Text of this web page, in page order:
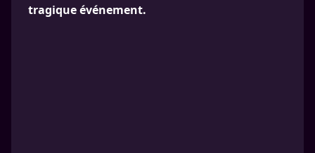
tragique événement.